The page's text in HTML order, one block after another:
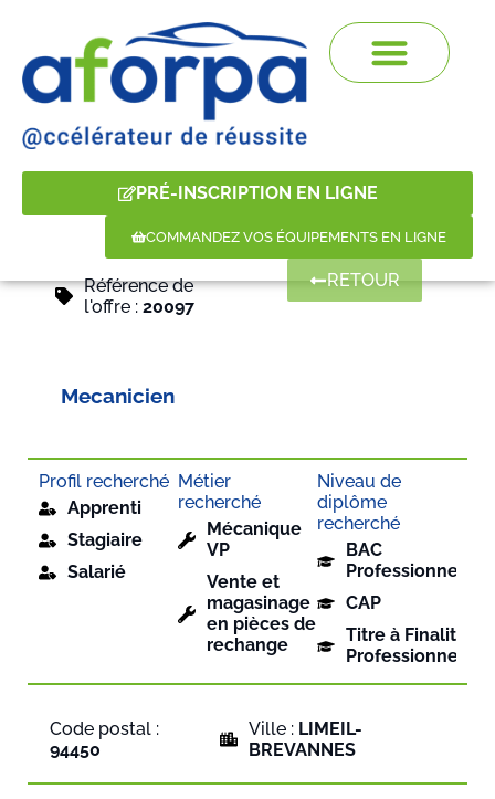
PRÉ-INSCRIPTION EN LIGNE
COMMANDEZ VOS ÉQUIPEMENTS EN LIGNE
Référence de
l'offre : 20097
RETOUR
Mecanicien
Profil recherché
Apprenti
Stagiaire
Salarié
Métier
recherché
Mécanique
VP
Vente et
magasinage
en pièces de
rechange
Niveau de
diplôme
recherché
BAC
Professionnel
CAP
Titre à Finalité
Professionnelle
Code postal :
94450
Ville : LIMEIL-
BREVANNES